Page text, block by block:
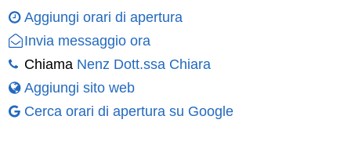
Aggiungi orari di apertura
Invia messaggio ora
Chiama Nenz Dott.ssa Chiara
Aggiungi sito web
Cerca orari di apertura su Google